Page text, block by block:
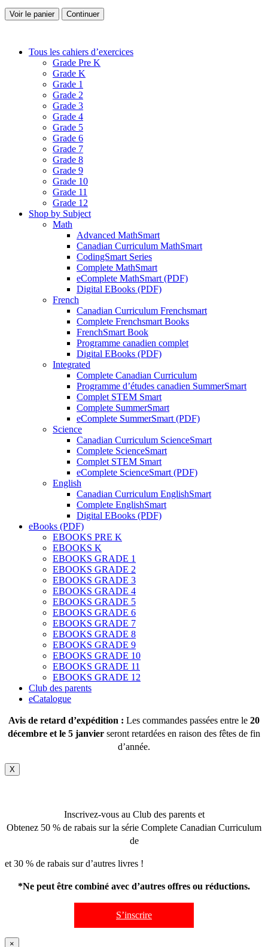
Voir le panier Continuer
Tous les cahiers d’exercices
Grade Pre K
Grade K
Grade 1
Grade 2
Grade 3
Grade 4
Grade 5
Grade 6
Grade 7
Grade 8
Grade 9
Grade 10
Grade 11
Grade 12
Shop by Subject
Math
Advanced MathSmart
Canadian Curriculum MathSmart
CodingSmart Series
Complete MathSmart
eComplete MathSmart (PDF)
Digital EBooks (PDF)
French
Canadian Curriculum Frenchsmart
Complete Frenchsmart Books
FrenchSmart Book
Programme canadien complet
Digital EBooks (PDF)
Integrated
Complete Canadian Curriculum
Programme d’études canadien SummerSmart
Complet STEM Smart
Complete SummerSmart
eComplete SummerSmart (PDF)
Science
Canadian Curriculum ScienceSmart
Complete ScienceSmart
Complet STEM Smart
eComplete ScienceSmart (PDF)
English
Canadian Curriculum EnglishSmart
Complete EnglishSmart
Digital EBooks (PDF)
eBooks (PDF)
EBOOKS PRE K
EBOOKS K
EBOOKS GRADE 1
EBOOKS GRADE 2
EBOOKS GRADE 3
EBOOKS GRADE 4
EBOOKS GRADE 5
EBOOKS GRADE 6
EBOOKS GRADE 7
EBOOKS GRADE 8
EBOOKS GRADE 9
EBOOKS GRADE 10
EBOOKS GRADE 11
EBOOKS GRADE 12
Club des parents
eCatalogue
Avis de retard d’expédition : Les commandes passées entre le 20
décembre et le 5 janvier seront retardées en raison des fêtes de fin
d’année.
X
Inscrivez-vous au Club des parents et
Obtenez 50 % de rabais sur la série Complete Canadian Curriculum
de
et 30 % de rabais sur d’autres livres !
*Ne peut être combiné avec d’autres offres ou réductions.
S’inscrire
×